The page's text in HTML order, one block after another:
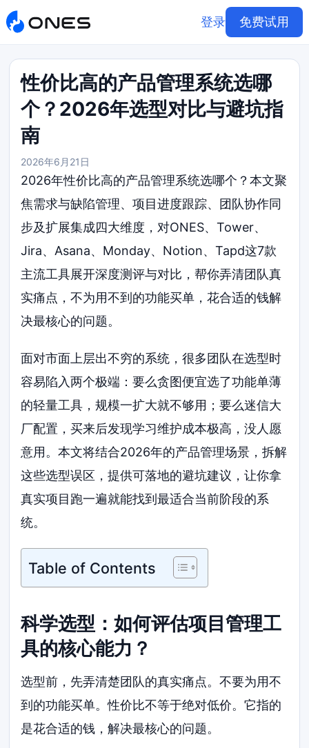
登录 免费试用
性价比高的产品管理系统选哪
个？2026年选型对比与避坑指
南
2026年6月21日
2026年性价比高的产品管理系统选哪个？本文聚
焦需求与缺陷管理、项目进度跟踪、团队协作同
步及扩展集成四大维度，对ONES、Tower、
Jira、Asana、Monday、Notion、Tapd这7款
主流工具展开深度测评与对比，帮你弄清团队真
实痛点，不为用不到的功能买单，花合适的钱解
决最核心的问题。
面对市面上层出不穷的系统，很多团队在选型时
容易陷入两个极端：要么贪图便宜选了功能单薄
的轻量工具，规模一扩大就不够用；要么迷信大
厂配置，买来后发现学习维护成本极高，没人愿
意用。本文将结合2026年的产品管理场景，拆解
这些选型误区，提供可落地的避坑建议，让你拿
真实项目跑一遍就能找到最适合当前阶段的系
统。
Table of Contents
科学选型：如何评估项目管理工
具的核心能力？
选型前，先弄清楚团队的真实痛点。不要为用不
到的功能买单。性价比不等于绝对低价。它指的
是花合适的钱，解决最核心的问题。